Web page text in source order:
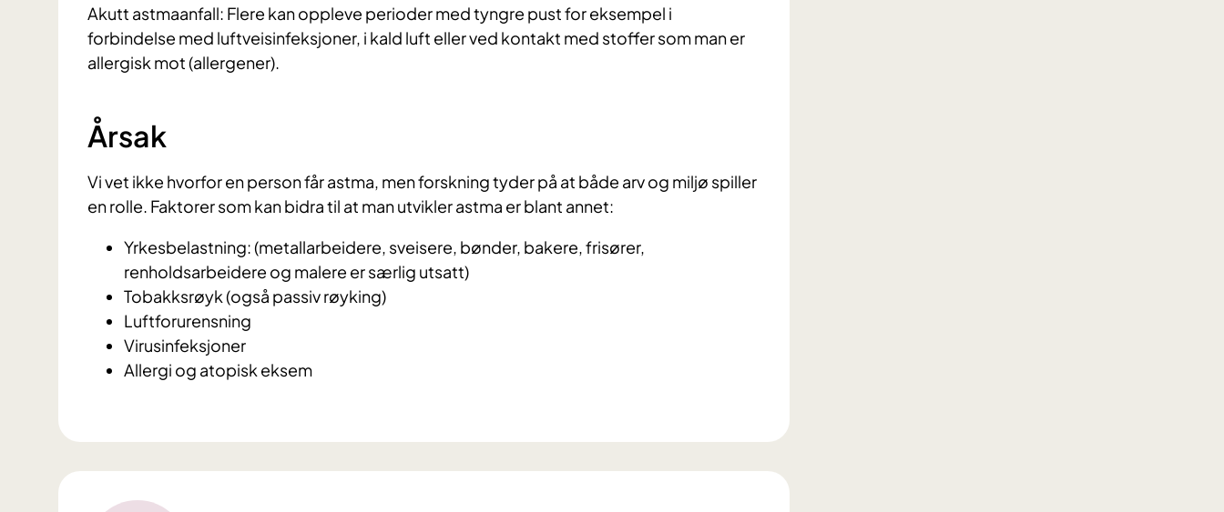
Akutt astmaanfall: Flere kan oppleve perioder med tyngre pust for eksempel i
forbindelse med luftveisinfeksjoner, i kald luft eller ved kontakt med stoffer som man er
allergisk mot (allergener).
Årsak
Vi vet ikke hvorfor en person får astma, men forskning tyder på at både arv og miljø spiller
en rolle. Faktorer som kan bidra til at man utvikler astma er blant annet:
Yrkesbelastning: (metallarbeidere, sveisere, bønder, bakere, frisører,
renholdsarbeidere og malere er særlig utsatt)
Tobakksrøyk (også passiv røyking)
Luftforurensning
Virusinfeksjoner
Allergi og atopisk eksem